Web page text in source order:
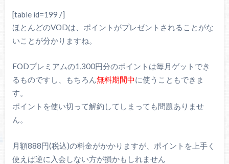
[table id=199 /]
ほとんどのVODは、ポイントがプレゼントされることがな
いことが分かりますね。
FODプレミアムの1,300円分のポイントは毎月ゲットでき
るものですし、もちろん無料期間中に使うこともできま
す。
ポイントを使い切って解約してしまっても問題ありませ
ん。
月額888円(税込)の料金がかかりますが、ポイントを上手く
使えば逆に入会しない方が損かもしれません